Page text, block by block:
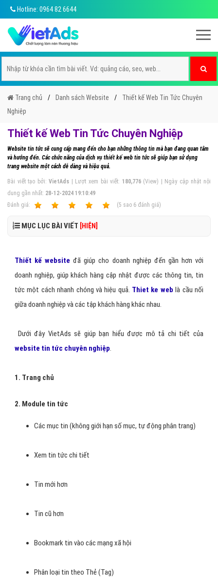
Hotline: 0964 82 6644
Trang chủ Danh sách Website
Thiết kế Web Tin Tức Chuyên
Nghiệp
Thiết kế Web Tin Tức Chuyên Nghiệp
Website tin tức sẽ cung cấp mang đến cho bạn những thông tin mà bạn đang quan tâm
và hướng đến. Các chức năng của dịch vụ thiết kế web tin tức sẽ giúp bạn sử dụng
trang website một cách dễ dàng và hiệu quả.
Bài viết tạo bởi:VietAds | Lượt xem bài viết: 180,776(View) | Ngày cập nhật nội
dung gần nhất: 28-12-2024 19:10:49
Ðánh giá:
(5 sao 6 đánh giá)
MỤC LỤC BÀI VIẾT [HIỆN]
Thiết kế website đã giúp cho doanh nghiệp đến gần hơn với
doanh nghiệp, giúp khách hàng cập nhật được các thông tin, tin
tức một cách nhanh chóng và hiệu quả. Thiet ke web là cầu nối
giữa doanh nghiệp và các tập khách hàng khác nhau.
Dưới đây VietAds sẽ giúp bạn hiểu được mô tả chi tiết của
website tin tức chuyên nghiệp.
1. Trang chủ
2. Module tin tức
Các mục tin (không giới hạn số mục, tự động phân trang)
Xem tin tức chi tiết
Tin mới hơn
Tin cũ hơn
Bookmark tin vào các mạng xã hội
Phân loại tin theo Thẻ (Tag)